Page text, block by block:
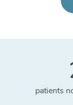
patients